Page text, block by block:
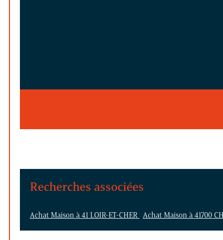
Recherches associées
Achat Maison à 41 LOIR-ET-CHER Achat Maison à 41700